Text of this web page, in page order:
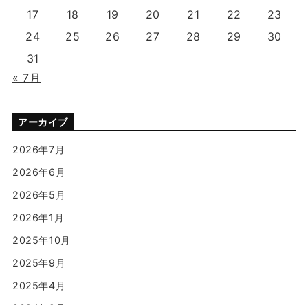
17
18 19 20 21 22
23
24
25 26 27 28 29
30
31
« 7月
アーカイブ
2026年7月
2026年6月
2026年5月
2026年1月
2025年10月
2025年9月
2025年4月